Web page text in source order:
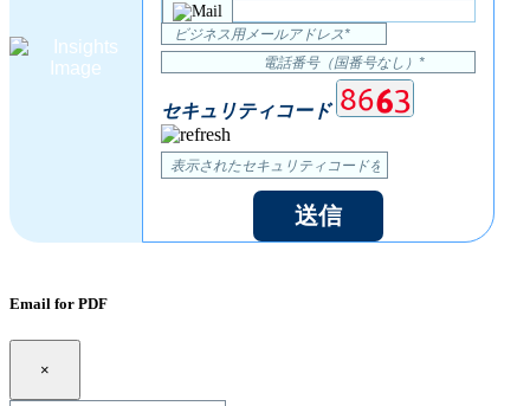
セキュリティコード
送信
Email for PDF
×